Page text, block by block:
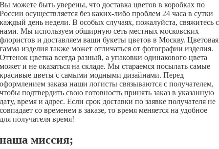
Вы можете быть уверены, что доставка цветов в коробках по
России осуществляется без каких-либо проблем 24 часа в сутки
каждый день недели. В особых случаях, пожалуйста, свяжитесь с
нами. Мы используем обширную сеть местных московских
флористов и доставляем ваши букеты цветов в Москву. Цветовая
гамма изделия также может отличаться от фотографии изделия.
Оттенок цветка всегда разный, а упаковки одинакового цвета
может и не оказаться на складе. Мы стараемся посылать самые
красивые цветы с самыми модными дизайнами. Перед
оформлением заказа наши логисты связываются с получателем,
чтобы подтвердить свою готовность принять заказ в указанную
дату, время и адрес. Если срок доставки по заявке получателя не
совпадает со временем в заказе, то время меняется на удобное
для получателя время!
наша миссия;